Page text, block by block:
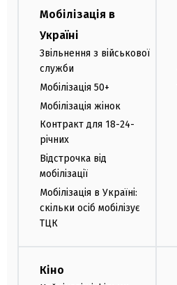
Мобілізація в
Україні
Звільнення з військової
служби
Мобілізація 50+
Мобілізація жінок
Контракт для 18-24-
річних
Відстрочка від
мобілізації
Мобілізація в Україні:
скільки осіб мобілізує
ТЦК
Кіно